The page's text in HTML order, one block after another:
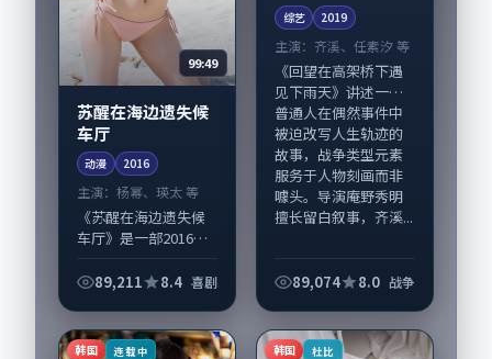
99:49
苏醒在海边遗失候
车厅
动漫 2016
主演： 杨幂、瑛太 等
《苏醒在海边遗失候
车厅》是一部2016年
漫，由庵野秀明执
亦参与重要戏份。故
89,211 8.4 喜剧
综艺 2019
主演： 齐溪、任素汐 等
《回望在高架桥下遇
见下雨天》讲述一群
普通人在偶然事件中
被迫改写人生轨迹的
故事，战争类型元素
服务于人物刻画而非
噱头。导演庵野秀明
擅长留白叙事，齐溪...
89,074 8.0 战争
韩国 连载中 韩国 杜比